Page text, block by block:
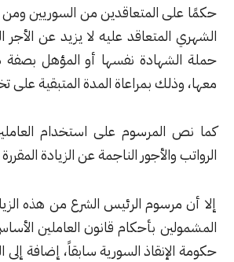
المتعاقدين من السوريين ومن في حكمهم
عليه لا يزيد عن الأجر الشهري
نفسها أو المؤهل بصفة دائمة لدى
بمراعاة المدة المتبقية على تخرجهم
على استخدام العاملين
الناجمة عن الزيادة المقررة في المادة “1” من المرسوم.
الرئيس الشرع من هذه الزيادة
السورية سابقاً، إضافة إلى العاملين